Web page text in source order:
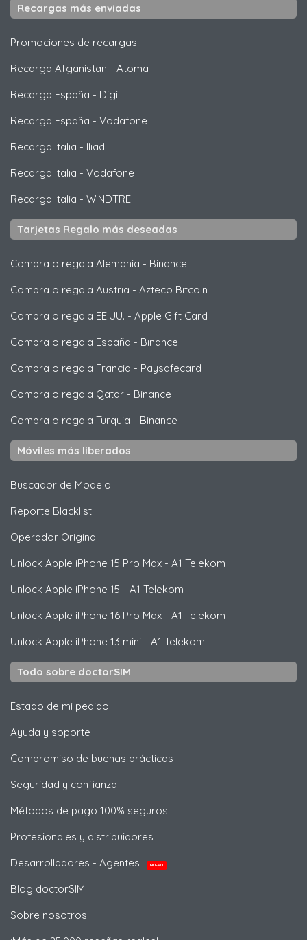
Recargas más enviadas
Promociones de recargas
Recarga Afganistan - Atoma
Recarga España - Digi
Recarga España - Vodafone
Recarga Italia - Iliad
Recarga Italia - Vodafone
Recarga Italia - WINDTRE
Tarjetas Regalo más deseadas
Compra o regala Alemania - Binance
Compra o regala Austria - Azteco Bitcoin
Compra o regala EE.UU. - Apple Gift Card
Compra o regala España - Binance
Compra o regala Francia - Paysafecard
Compra o regala Qatar - Binance
Compra o regala Turquia - Binance
Móviles más liberados
Buscador de Modelo
Reporte Blacklist
Operador Original
Unlock Apple iPhone 15 Pro Max - A1 Telekom
Unlock Apple iPhone 15 - A1 Telekom
Unlock Apple iPhone 16 Pro Max - A1 Telekom
Unlock Apple iPhone 13 mini - A1 Telekom
Todo sobre doctorSIM
Estado de mi pedido
Ayuda y soporte
Compromiso de buenas prácticas
Seguridad y confianza
Métodos de pago 100% seguros
Profesionales y distribuidores
Desarrolladores - Agentes
NUEVO
Blog doctorSIM
Sobre nosotros